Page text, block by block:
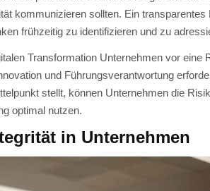
kommunizieren sollten. Ein transparentes
frühzeitig zu identifizieren und zu
Transformation Unternehmen vor eine
und Führungsverantwortung
stellt, können Unternehmen die
optimal nutzen.
in Unternehmen